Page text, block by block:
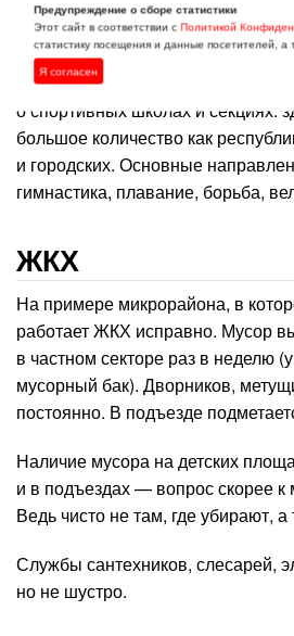
Кроме этого в Симферополе
станций юных техников, центров
и молодежи, музыкальных школ.
о спортивных школах и секциях:
большое количество как
и городских. Основные
гимнастика, плавание, борьба,
ЖКХ
На примере микрорайона, в
работает ЖКХ исправно. Мусор
в частном секторе раз в неделю
мусорный бак). Дворников,
постоянно. В подъезде
Наличие мусора на детских
и в подъездах — вопрос скорее к
Ведь чисто не там, где убирают, а
Службы сантехников, слесарей,
но не шустро.
Предупреждение о сборе статистики
Этот сайт в соответствии сПолитикой
статистику посещения и данные посетителей, а
Я согласен